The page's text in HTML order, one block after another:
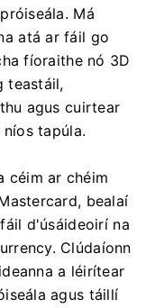
Má
atá ar fáil go
fíoraithe nó 3D
teastáil,
agus cuirtear
tapúla.
céim ar chéim
bealaí
d'úsáideoirí na
Clúdaíonn
a léirítear
agus táillí